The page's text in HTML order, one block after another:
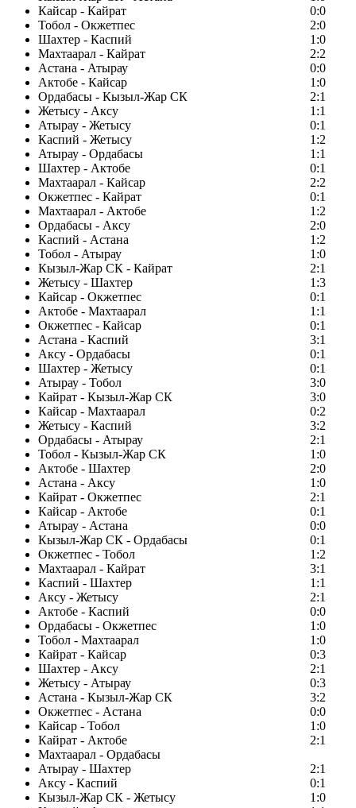
Кайсар - Кайрат
0:0
Тобол - Окжетпес
2:0
Шахтер - Каспий
1:0
Махтаарал - Кайрат
2:2
Астана - Атырау
0:0
Актобе - Кайсар
1:0
Ордабасы - Кызыл-Жар СК
2:1
Жетысу - Аксу
1:1
Атырау - Жетысу
0:1
Каспий - Жетысу
1:2
Атырау - Ордабасы
1:1
Шахтер - Актобе
0:1
Махтаарал - Кайсар
2:2
Окжетпес - Кайрат
0:1
Махтаарал - Актобе
1:2
Ордабасы - Аксу
2:0
Каспий - Астана
1:2
Тобол - Атырау
1:0
Кызыл-Жар СК - Кайрат
2:1
Жетысу - Шахтер
1:3
Кайсар - Окжетпес
0:1
Актобе - Махтаарал
1:1
Окжетпес - Кайсар
0:1
Астана - Каспий
3:1
Аксу - Ордабасы
0:1
Шахтер - Жетысу
0:1
Атырау - Тобол
3:0
Кайрат - Кызыл-Жар СК
3:0
Кайсар - Махтаарал
0:2
Жетысу - Каспий
3:2
Ордабасы - Атырау
2:1
Тобол - Кызыл-Жар СК
1:0
Актобе - Шахтер
2:0
Астана - Аксу
1:0
Кайрат - Окжетпес
2:1
Кайсар - Актобе
0:1
Атырау - Астана
0:0
Кызыл-Жар СК - Ордабасы
0:1
Окжетпес - Тобол
1:2
Махтаарал - Кайрат
3:1
Каспий - Шахтер
1:1
Аксу - Жетысу
2:1
Актобе - Каспий
0:0
Ордабасы - Окжетпес
1:0
Тобол - Махтаарал
1:0
Кайрат - Кайсар
0:3
Шахтер - Аксу
2:1
Жетысу - Атырау
0:3
Астана - Кызыл-Жар СК
3:2
Окжетпес - Астана
0:0
Кайсар - Тобол
1:0
Кайрат - Актобе
2:1
Махтаарал - Ордабасы
Атырау - Шахтер
2:1
Аксу - Каспий
0:1
Кызыл-Жар СК - Жетысу
1:0